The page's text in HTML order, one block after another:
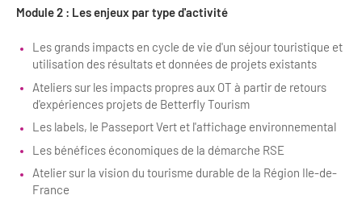
Le Label Villes et Villages Fleuris
L'organisation du label
S'investir dans le label
L'organisation des visites
Remise des Prix
Grands Evènements
Module 2 : Les enjeux par type d'activité
Les grands impacts en cycle de vie d'un séjour touristique et
utilisation des résultats et données de projets existants
Ateliers sur les impacts propres aux OT à partir de retours
d'expériences projets de Betterfly Tourism
Les labels, le Passeport Vert et l'affichage environnemental
Les bénéfices économiques de la démarche RSE
Atelier sur la vision du tourisme durable de la Région Ile-de-
France